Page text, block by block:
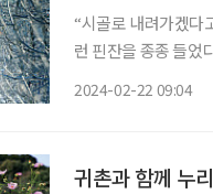
“시골로 내려가겠다
런 핀잔을 종종 들었
2024-02-22 09:04
귀촌과 함께 누